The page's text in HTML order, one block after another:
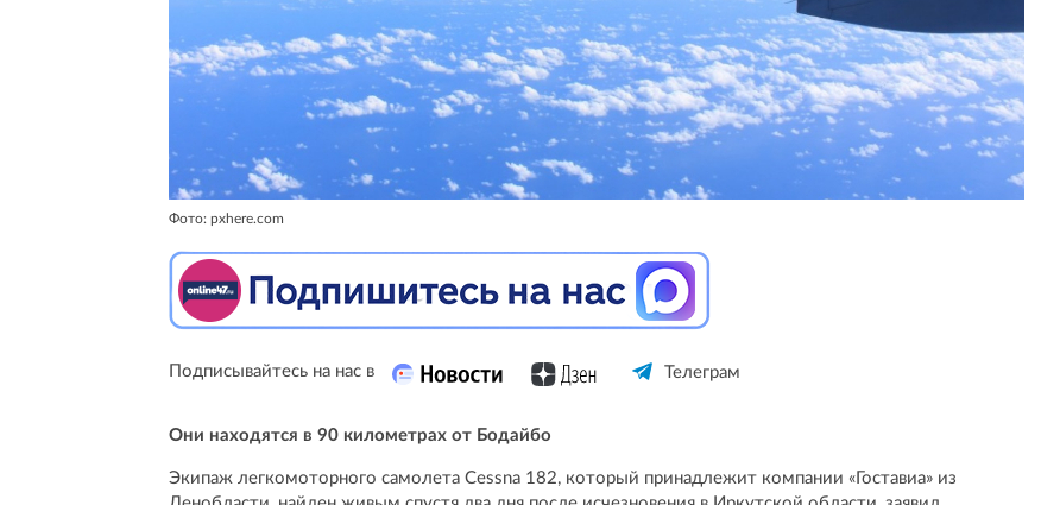
Фото: pxhere.com
Подписывайтесь на нас в Телеграм
Они находятся в 90 километрах от Бодайбо
Экипаж легкомоторного самолета Cessna 182, который принадлежит компании «Гоставиа» из